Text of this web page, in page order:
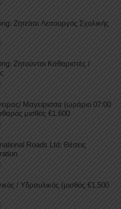
Ζητείται Λειτουργός Σχολικής
Ζητούνται Καθαριστές /
Μαγείρισσα (ωράριο 07:00
μισθός €1.600
Roads Ltd: Θέσεις
/ Υδραυλικός (μισθός €1.500